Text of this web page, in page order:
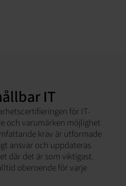
IT
för IT-
och varumärken möjlighet
krav är utformade
ansvar och uppdateras
där det är som viktigast.
oberoende för varje